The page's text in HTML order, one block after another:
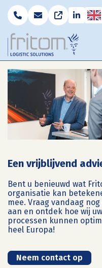
Een vrijblijvend
Bent u benieuwd wat
organisatie kan
mee. Vraag vandaag
aan en ontdek hoe wij
processen kunnen
heel Europa!
Neem contact op